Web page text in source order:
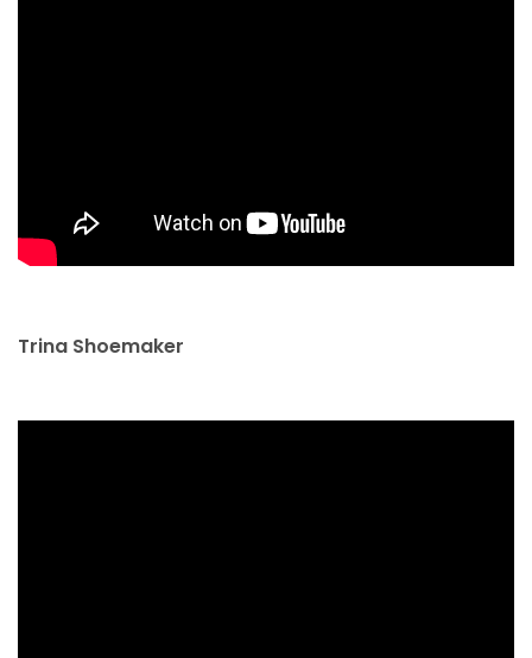
Trina Shoemaker